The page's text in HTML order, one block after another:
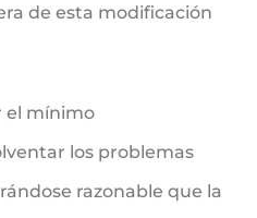
de esta modificación
el mínimo
los problemas
razonable que la